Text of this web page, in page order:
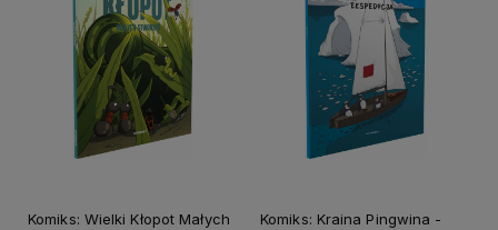
Komiks: Wielki Kłopot Małych
Komiks: Kraina Pingwina -